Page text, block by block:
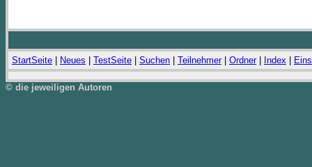
StartSeite Neues TestSeite Suchen Teilnehmer| Ordner| Index
© die jeweiligen Autoren